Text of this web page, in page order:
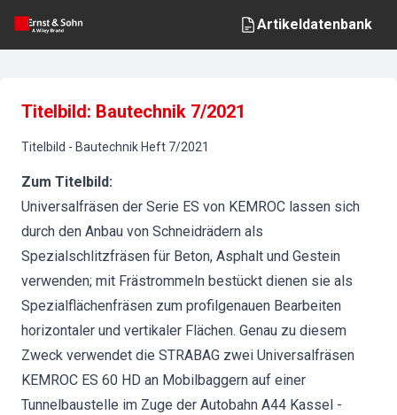
Artikeldatenbank
Titelbild: Bautechnik 7/2021
Titelbild - Bautechnik Heft 7/2021
Zum Titelbild:
Universalfräsen der Serie ES von KEMROC lassen sich
durch den Anbau von Schneidrädern als
Spezialschlitzfräsen für Beton, Asphalt und Gestein
verwenden; mit Frästrommeln bestückt dienen sie als
Spezialflächenfräsen zum profilgenauen Bearbeiten
horizontaler und vertikaler Flächen. Genau zu diesem
Zweck verwendet die STRABAG zwei Universalfräsen
KEMROC ES 60 HD an Mobilbaggern auf einer
Tunnelbaustelle im Zuge der Autobahn A44 Kassel -